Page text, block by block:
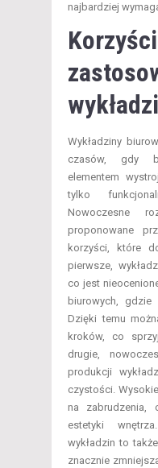
najbardziej
Wykładziny
czasów, gdy
elementem
tylko
Nowoczesne
proponowane
korzyści, które
pierwsze,
co jest
biurowych,
Dzięki temu
kroków, co
drugie,
produkcji
czystości.
na zabrudzenia,
estetyki
wykładzin to
znacznie